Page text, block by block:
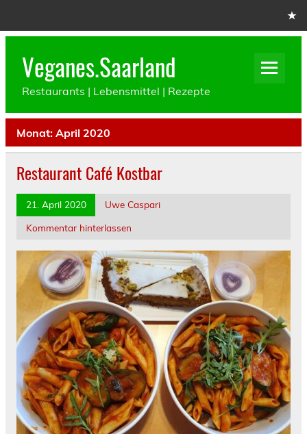
Veganes.Saarland
Restaurants | Lebensmittel | Rezepte
Monat: April 2020
Restaurant Café Kostbar
21. April 2020
Uwe Caspari
Kommentar hinterlassen